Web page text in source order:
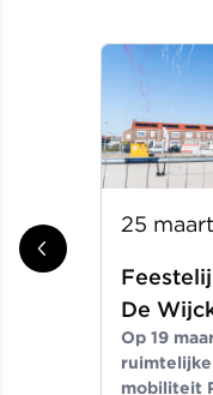
25
De
Op 19
mobiliteit